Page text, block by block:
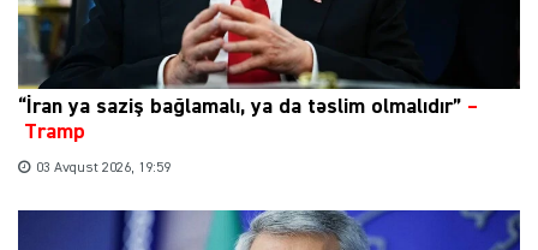
“İran ya saziş bağlamalı, ya da təslim olmalıdır” –
Tramp
03 Avqust 2026, 19:59